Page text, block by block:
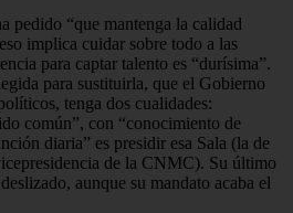
pedido “que mantenga la calidad
implica cuidar sobre todo a las
para captar talento es “durísima”.
para sustituirla, que el Gobierno
tenga dos cualidades:
común”, con “conocimiento de
diaria” es presidir esa Sala (la de
de la CNMC). Su último
aunque su mandato acaba el